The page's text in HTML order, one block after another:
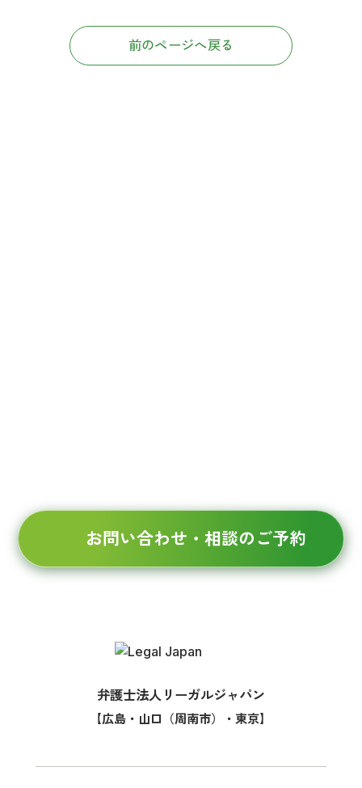
前のページへ戻る
お問い合わせ・相談のご予約
弁護士法人リーガルジャパン
【広島・山口（周南市）・東京】